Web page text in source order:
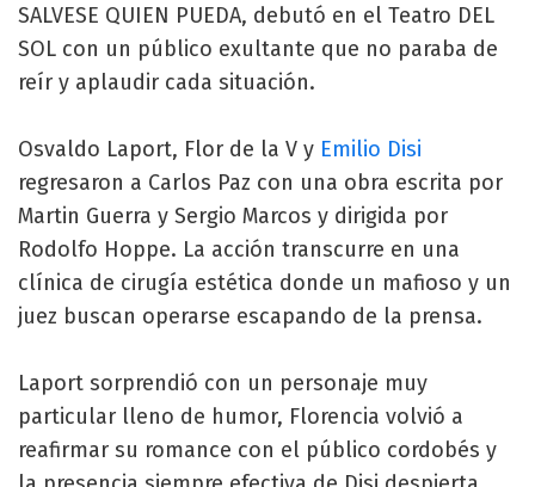
SALVESE QUIEN PUEDA, debutó en el Teatro DEL
SOL con un público exultante que no paraba de
reír y aplaudir cada situación.
Osvaldo Laport, Flor de la V y Emilio Disi
regresaron a Carlos Paz con una obra escrita por
Martin Guerra y Sergio Marcos y dirigida por
Rodolfo Hoppe. La acción transcurre en una
clínica de cirugía estética donde un mafioso y un
juez buscan operarse escapando de la prensa.
Laport sorprendió con un personaje muy
particular lleno de humor, Florencia volvió a
reafirmar su romance con el público cordobés y